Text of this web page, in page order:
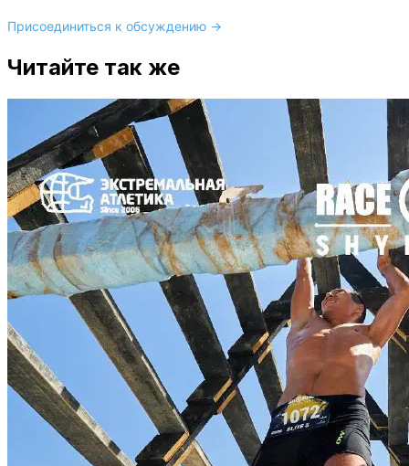
Присоединиться к обсуждению →
Читайте так же